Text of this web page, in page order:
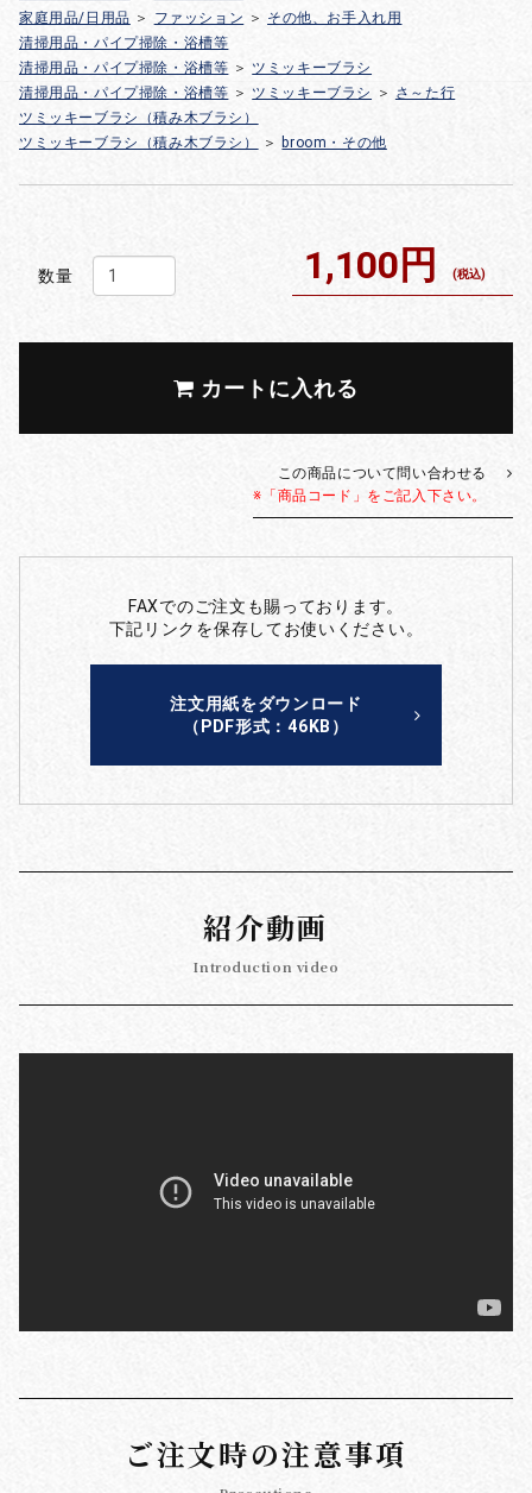
家庭用品/日用品 ＞ ファッション ＞ その他、お手入れ用
清掃用品・パイプ掃除・浴槽等
清掃用品・パイプ掃除・浴槽等 ＞ ツミッキーブラシ
清掃用品・パイプ掃除・浴槽等 ＞ ツミッキーブラシ ＞ さ～た行
ツミッキーブラシ（積み木ブラシ）
ツミッキーブラシ（積み木ブラシ）
＞ broom・その他
数量 1,100円 (税込)
カートに入れる
この商品について問い合わせる
※「商品コード」をご記入下さい。
FAXでのご注文も賜っております。
下記リンクを保存してお使いください。
注文用紙をダウンロード
（PDF形式：46KB）
紹介動画
Introduction video
ご注文時の注意事項